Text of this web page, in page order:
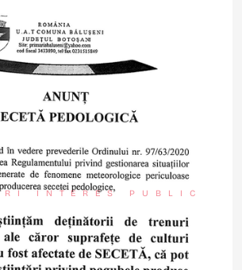
INTERES PUBLIC